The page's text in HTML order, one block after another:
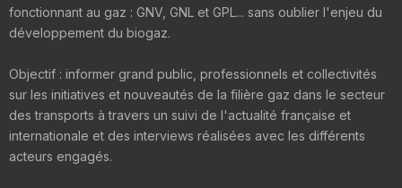
fonctionnant au gaz : GNV, GNL et GPL... sans oublier l'enjeu du
développement du biogaz.
Objectif : informer grand public, professionnels et collectivités
sur les initiatives et nouveautés de la filière gaz dans le secteur
des transports à travers un suivi de l'actualité française et
internationale et des interviews réalisées avec les différents
acteurs engagés.